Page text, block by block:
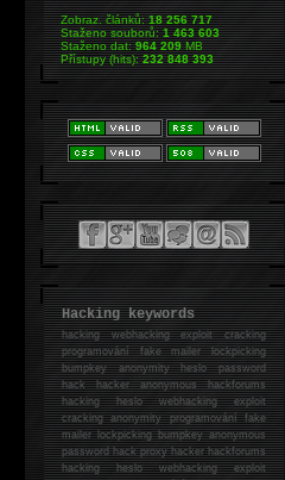
Zobraz. článků:18 256 717
Staženo souborů:1 463 603
Staženo dat:964 209MB
Přístupy (hits):232 848 393
Hacking keywords
hackingwebhacking exploit cracking
programování fake mailer lockpicking
bumpkey anonymity heslo password
hackhacker anonymous hackforums
hackingheslo webhacking exploit
cracking anonymity programování fake
mailer lockpicking bumpkey anonymous
password hack proxy hacker hackforums
hacking heslo webhacking exploit